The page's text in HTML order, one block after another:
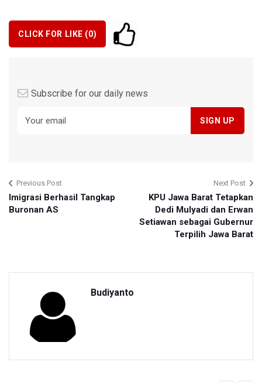
CLICK FOR LIKE (0)
Subscribe for our daily news
Previous Post
Imigrasi Berhasil Tangkap
Buronan AS
Next Post
KPU Jawa Barat Tetapkan
Dedi Mulyadi dan Erwan
Setiawan sebagai Gubernur
Terpilih Jawa Barat
Budiyanto